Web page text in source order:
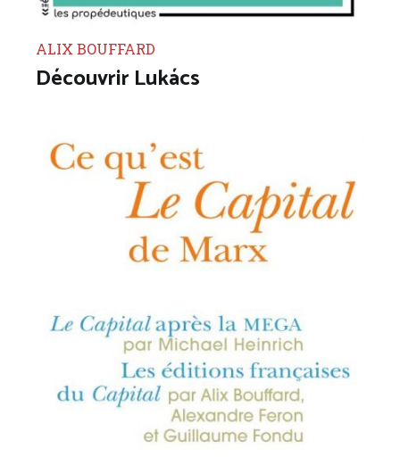
ALIX BOUFFARD
Découvrir Lukács